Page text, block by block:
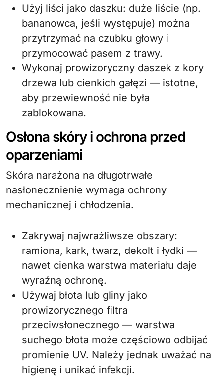
Użyj liści jako daszku: duże liście (np.
bananowca, jeśli występuje) można
przytrzymać na czubku głowy i
przymocować pasem z trawy.
Wykonaj prowizoryczny daszek z kory
drzewa lub cienkich gałęzi — istotne,
aby przewiewność nie była
zablokowana.
Osłona skóry i ochrona przed
oparzeniami
Skóra narażona na długotrwałe
nasłonecznienie wymaga ochrony
mechanicznej i chłodzenia.
Zakrywaj najwrażliwsze obszary:
ramiona, kark, twarz, dekolt i łydki —
nawet cienka warstwa materiału daje
wyraźną ochronę.
Używaj błota lub gliny jako
prowizorycznego filtra
przeciwsłonecznego — warstwa
suchego błota może częściowo odbijać
promienie UV. Należy jednak uważać na
higienę i unikać infekcji.